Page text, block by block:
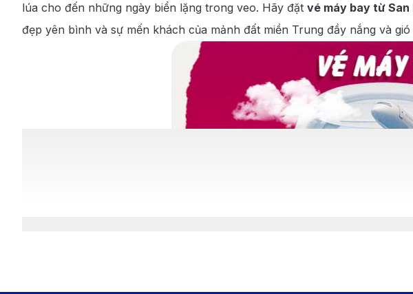
7.3. Thời điểm lý tưởng để đi du lịch tại Tuy Hòa
lúa cho đến những ngày biển lặng trong veo. Hãy đặt vé máy bay từ San
đẹp yên bình và sự mến khách của mảnh đất miền Trung đầy nắng và gió